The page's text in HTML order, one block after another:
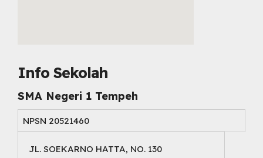
Info Sekolah
SMA Negeri 1 Tempeh
NPSN 20521460
JL. SOEKARNO HATTA, NO. 130